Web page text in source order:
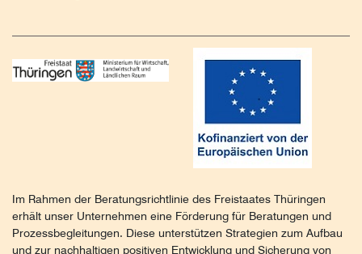
Im Rahmen der Beratungsrichtlinie des Freistaates Thüringen
erhält unser Unternehmen eine Förderung für Beratungen und
Prozessbegleitungen. Diese unterstützen Strategien zum Aufbau
und zur nachhaltigen positiven Entwicklung und Sicherung von